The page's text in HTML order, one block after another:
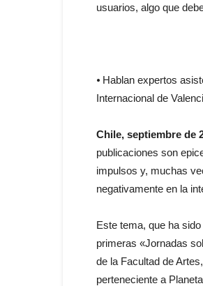
usuarios, algo que
⦁ Hablan expertos
Internacional de
Chile, septiembre de
publicaciones son
impulsos y, muchas
negativamente en la
Este tema, que ha
primeras «Jornadas
de la Facultad de
perteneciente a